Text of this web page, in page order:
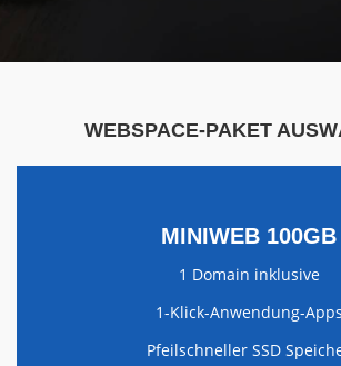
WEBSPACE-PAKET
MINIWEB 100GB
1 Domain inklusive
1-Klick-Anwendung-Apps
Pfeilschneller SSD